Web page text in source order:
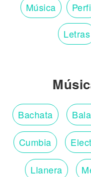
Música
Letras
Bachata
Cumbia
Llanera